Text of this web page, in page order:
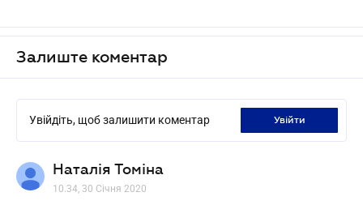
Залиште коментар
Увійдіть, щоб залишити коментар увійти
Наталія Томіна
10.34, 30 Січня 2020